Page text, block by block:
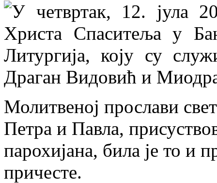
У четвртак, 12. јула
Христа Спаситеља у
Литургија, коју су
Драган Видовић и
Молитвеној прослави
Петра и Павла,
парохијана, била је то и
причесте.